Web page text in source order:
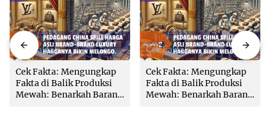
Cek Fakta
Cek Fakta: Mengungkap
Fakta di Balik Produksi
Mewah: Benarkah Barang
Cek Fakta
Cek Fakta: Mengungkap
Fakta di Balik Produksi
Mewah: Benarkah Barang